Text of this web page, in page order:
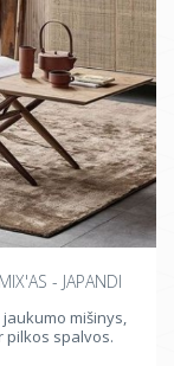
- JAPANDI
mišinys,
pilkos spalvos.